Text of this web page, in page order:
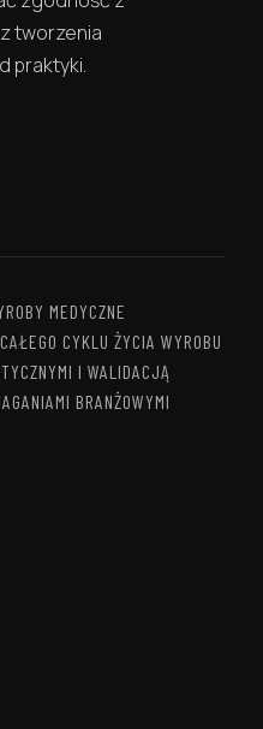
tworzenia
praktyki.
MEDYCZNE
CYKLU ŻYCIA WYROBU
I WALIDACJĄ
BRANŻOWYMI